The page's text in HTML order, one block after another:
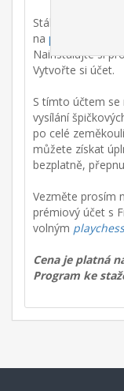
Stáhněte si
na playchess.com
Nainstalujte si
Vytvořte si účet.
S tímto účtem
vysílání
po celé
můžete získat
bezplatně,
Vezměte prosím
prémiový účet s
volným
Cena je platná
Program ke